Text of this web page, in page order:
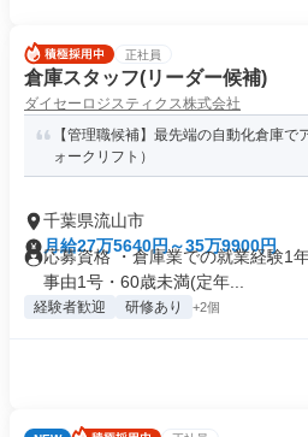
正社員
倉庫スタッフ(リーダー候補)
ダイセーロジスティクス株式会社
【管理職候補】最先端の自動化倉庫
ォークリフト）
千葉県流山市
月給27万5640円～35万9900円
応募資格 ・倉庫業での就業経験1
事由1号・60歳未満(定年...
経験者歓迎 研修あり +2個